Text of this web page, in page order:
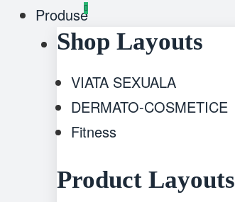
Produse
Shop Layouts
VIATA SEXUALA
DERMATO-COSMETICE
Fitness
Product Layouts